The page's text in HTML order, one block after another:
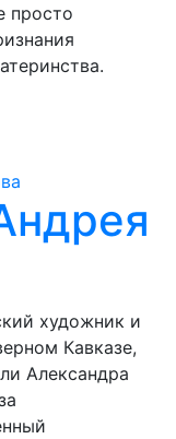
просто
художник и
Кавказе,
Александра